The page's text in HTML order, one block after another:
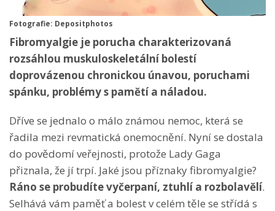
Fotografie: Depositphotos
Fibromyalgie je porucha charakterizovaná
rozsáhlou muskuloskeletální bolestí
doprovázenou chronickou únavou, poruchami
spánku, problémy s pamětí a náladou.
Dříve se jednalo o málo známou nemoc, která se
řadila mezi revmatická onemocnění. Nyní se dostala
do povědomí veřejnosti, protože Lady Gaga
přiznala, že jí trpí. Jaké jsou příznaky fibromyalgie?
Ráno se probudíte vyčerpaní, ztuhlí a rozbolavělí.
Selhává vám paměť a bolest v celém těle se střídá s